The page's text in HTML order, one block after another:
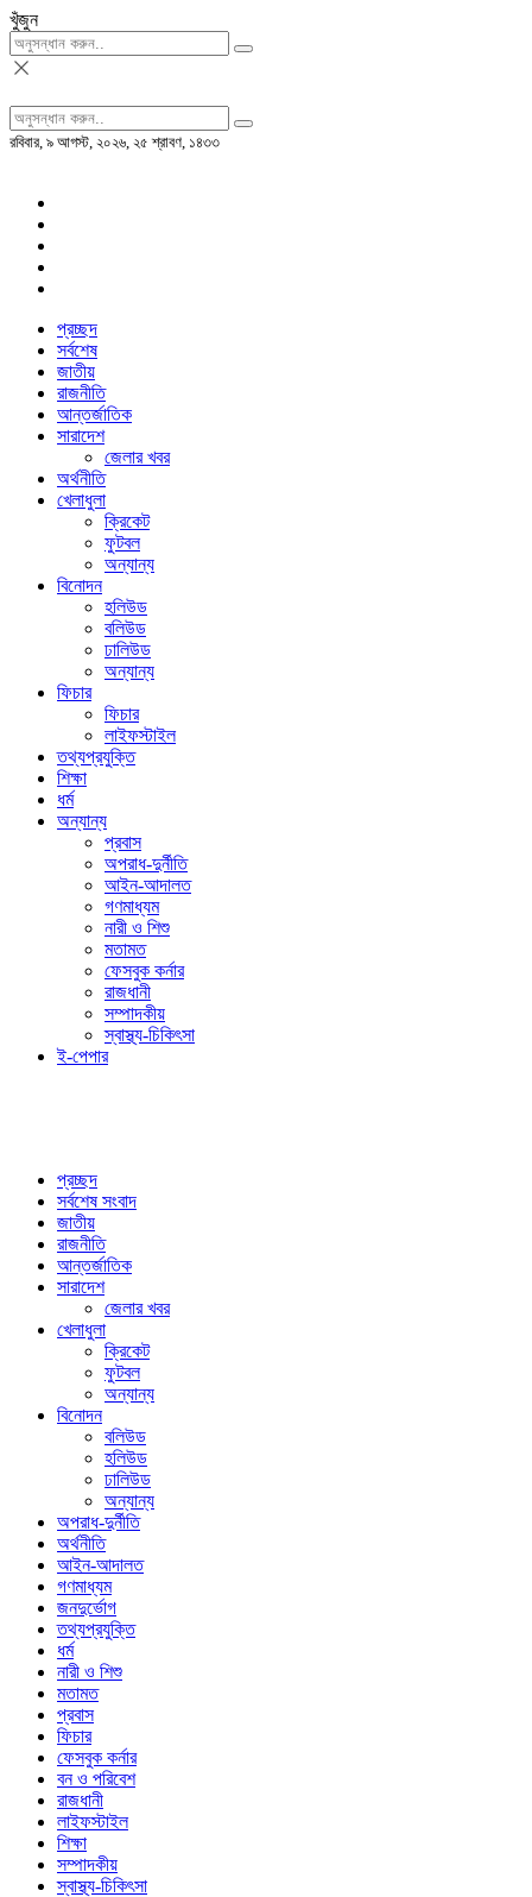
খুঁজুন
রবিবার, ৯ আগস্ট, ২০২৬, ২৫ শ্রাবণ, ১৪৩৩
প্রচ্ছদ
সর্বশেষ
জাতীয়
রাজনীতি
আন্তর্জাতিক
সারাদেশ
জেলার খবর
অর্থনীতি
খেলাধুলা
ক্রিকেট
ফুটবল
অন্যান্য
বিনোদন
হলিউড
বলিউড
ঢালিউড
অন্যান্য
ফিচার
ফিচার
লাইফস্টাইল
তথ্যপ্রযুক্তি
শিক্ষা
ধর্ম
অন্যান্য
প্রবাস
অপরাধ-দুর্নীতি
আইন-আদালত
গণমাধ্যম
নারী ও শিশু
মতামত
ফেসবুক কর্নার
রাজধানী
সম্পাদকীয়
স্বাস্থ্য-চিকিৎসা
ই-পেপার
প্রচ্ছদ
সর্বশেষ সংবাদ
জাতীয়
রাজনীতি
আন্তর্জাতিক
সারাদেশ
জেলার খবর
খেলাধুলা
ক্রিকেট
ফুটবল
অন্যান্য
বিনোদন
বলিউড
হলিউড
ঢালিউড
অন্যান্য
অপরাধ-দুর্নীতি
অর্থনীতি
আইন-আদালত
গণমাধ্যম
জনদুর্ভোগ
তথ্যপ্রযুক্তি
ধর্ম
নারী ও শিশু
মতামত
প্রবাস
ফিচার
ফেসবুক কর্নার
বন ও পরিবেশ
রাজধানী
লাইফস্টাইল
শিক্ষা
সম্পাদকীয়
স্বাস্থ্য-চিকিৎসা